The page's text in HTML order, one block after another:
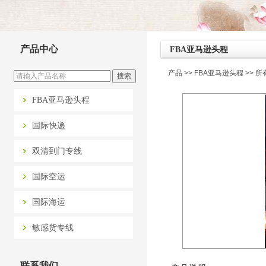
产品中心
FBA亚马逊头程
国际快递
双清到门专线
国际空运
国际海运
敏感货专线
FBA亚马逊头程
产品 >> FBA亚马逊头程 >> 所